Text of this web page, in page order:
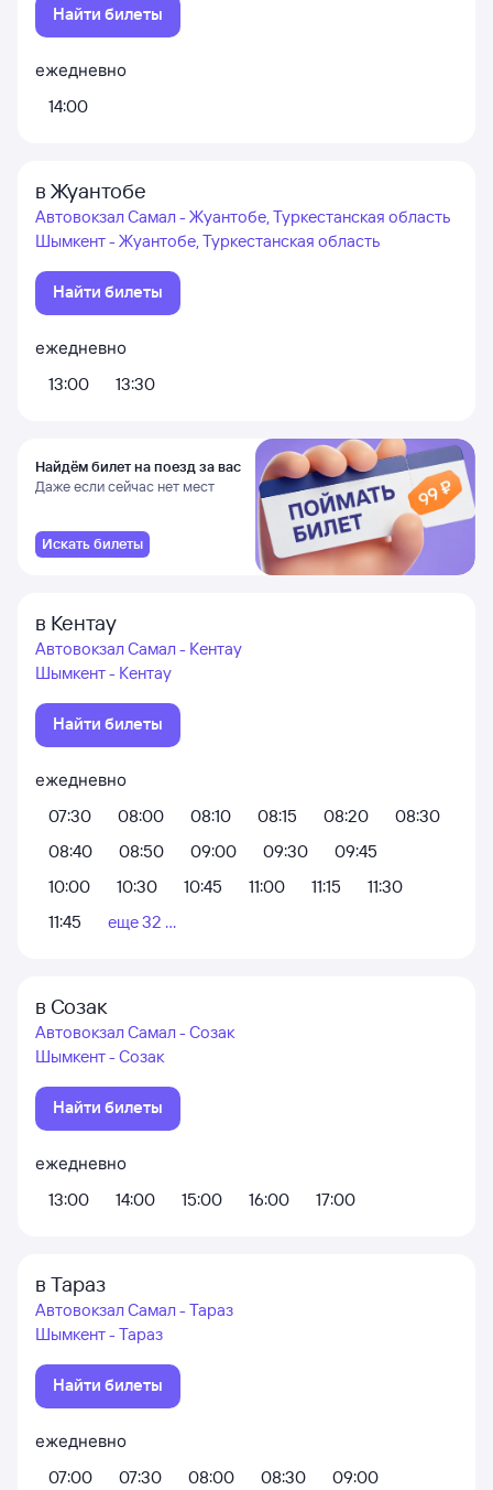
Найти билеты
ежедневно
14:00
в Жуантобе
Автовокзал Самал - Жуантобе, Туркестанская область
Шымкент - Жуантобе, Туркестанская область
Найти билеты
ежедневно
13:00
13:30
Найдём билет на поезд за вас
Даже если сейчас нет мест
Искать билеты
в Кентау
Автовокзал Самал - Кентау
Шымкент - Кентау
Найти билеты
ежедневно
07:30
08:00 08:10 08:15 08:20
08:30
08:40
08:50 09:00 09:30
09:45
10:00
10:30 10:45 11:00 11:15
11:30
11:45
еще 32 ...
в Созак
Автовокзал Самал - Созак
Шымкент - Созак
Найти билеты
ежедневно
13:00
14:00 15:00 16:00 17:00
в Тараз
Автовокзал Самал - Тараз
Шымкент - Тараз
Найти билеты
ежедневно
07:00
07:30 08:00 08:30 09:00